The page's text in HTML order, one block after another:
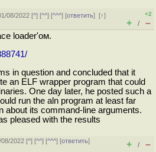
08/2022 [^] [^^] [^^^] [ответить][↑]
+2
+ / –
loader'ом.
in question and concluded that it
an ELF wrapper program that could
One day later, he posted such a
run the aln program at least far
about its command-line arguments.
pleased with the results
2022 [^] [^^] [^^^] [ответить]
+ / –